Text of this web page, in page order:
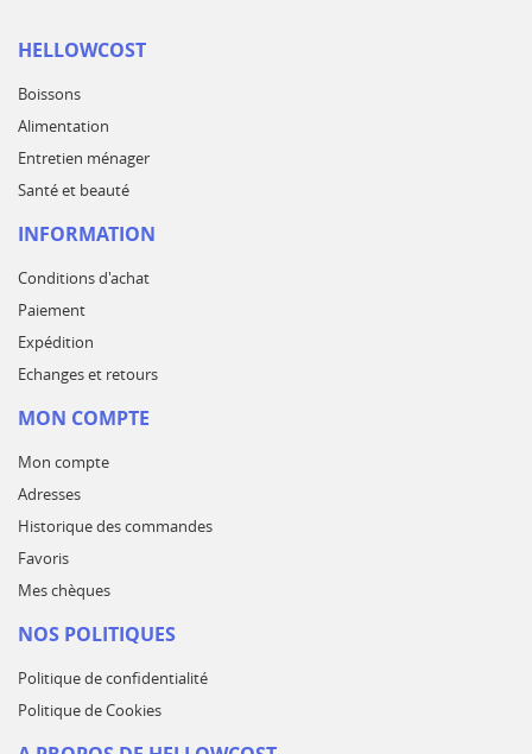
HELLOWCOST
Boissons
Alimentation
Entretien ménager
Santé et beauté
INFORMATION
Conditions d'achat
Paiement
Expédition
Echanges et retours
MON COMPTE
Mon compte
Adresses
Historique des commandes
Favoris
Mes chèques
NOS POLITIQUES
Politique de confidentialité
Politique de Cookies